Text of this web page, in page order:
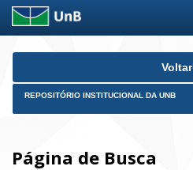
Skip
Voltar
REPOSITÓRIO INSTITUCIONAL DA UNB
Página de Busca